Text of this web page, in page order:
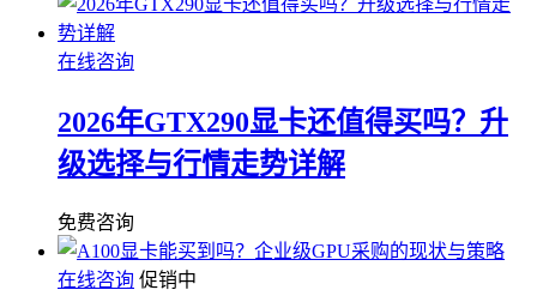
在线咨询
2026年GTX290显卡还值得买吗？升
级选择与行情走势详解
免费咨询
在线咨询 促销中